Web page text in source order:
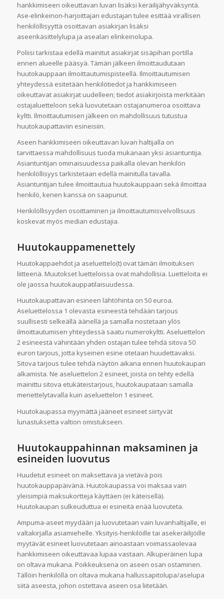
hankkimiseen oikeuttavan luvan lisäksi keräilijähyväksyntä.
Ase-elinkeinon-harjoittajan edustajan tulee esittää virallisen
henkilöllisyyttä osoittavan asiakirjan lisäksi
aseenkäsittelylupa ja asealan elinkeinolupa.
Poliisi tarkistaa edellä mainitut asiakirjat sisäpihan portilla
ennen alueelle pääsyä. Tämän jälkeen ilmoittaudutaan
huutokauppaan ilmoittautumispisteellä. Ilmoittautumisen
yhteydessä esitetään henkilötiedot ja hankkimiseen
oikeuttavat asiakirjat uudelleen; tiedot asiakirjoista merkitään
ostajaluetteloon sekä luovutetaan ostajanumeroa osoittava
kyltti. Ilmoittautumisen jälkeen on mahdollisuus tutustua
huutokaupattaviin esineisiin.
Aseen hankkimiseen oikeuttavan luvan haltijalla on
tarvittaessa mahdollisuus tuoda mukanaan yksi asiantuntija.
Asiantuntijan ominaisuudessa paikalla olevan henkilön
henkilöllisyys tarkistetaan edellä mainitulla tavalla.
Asiantuntijan tulee ilmoittautua huutokauppaan sekä ilmoittaa
henkilö, kenen kanssa on saapunut.
Henkilöllisyyden osoittaminen ja ilmoittautumisvelvollisuus
koskevat myös median edustajia.
Huutokauppamenettely
Huutokappaehdot ja aseluettelo(t) ovat tämän ilmoituksen
liitteenä. Muutokset luetteloissa ovat mahdollisia. Luetteloita ei
ole jaossa huutokauppatilaisuudessa.
Huutokaupattavan esineen lähtöhinta on 50 euroa.
Aseluettelossa 1 olevasta esineestä tehdään tarjous
suullisesti selkeällä äänellä ja samalla nostetaan ylös
ilmoittautumisen yhteydessä saatu numerokyltti. Aseluettelon
2 esineestä vähintään yhden ostajan tulee tehdä sitova 50
euron tarjous, jotta kyseinen esine otetaan huudettavaksi.
Sitova tarjous tulee tehdä näytön aikana ennen huutokaupan
alkamista. Ne aseluettelon 2 esineet, joista on tehty edellä
mainittu sitova etukäteistarjous, huutokaupataan samalla
menettelytavalla kuin aseluettelon 1 esineet.
Huutokaupassa myymättä jääneet esineet siirtyvät
lunastuksetta valtion omistukseen.
Huutokauppahinnan maksaminen ja
esineiden luovutus
Huudetut esineet on maksettava ja vietävä pois
huutokauppapäivänä. Huutokaupassa voi maksaa vain
yleisimpiä maksukortteja käyttäen (ei käteisellä).
Huutokaupan sulkeuduttua ei esineitä enää luovuteta.
Ampuma-aseet myydään ja luovutetaan vain luvanhaltijalle, ei
valtakirjalla asiamiehelle. Yksityis-henkilöille tai asekeräilijöille
myytävät esineet luovutetaan ainoastaan voimassaolevaa
hankkimiseen oikeuttavaa lupaa vastaan. Alkuperäinen lupa
on oltava mukana. Poikkeuksena on aseen osan ostaminen.
Tällöin henkilöllä on oltava mukana hallussapitolupa/aselupa
siitä aseesta, johon ostettava aseen osa liitetään.